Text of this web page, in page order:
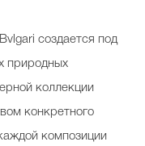
создается под
природных
коллекции
конкретного
композиции